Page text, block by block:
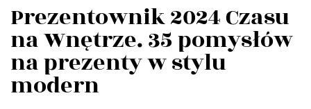
Prezentownik 2024 Czasu
na Wnętrze. 35 pomysłów
na prezenty w stylu
modern